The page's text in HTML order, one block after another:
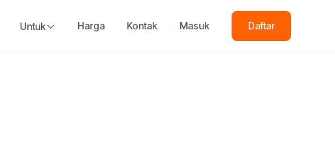
Untuk Harga Kontak Masuk Daftar